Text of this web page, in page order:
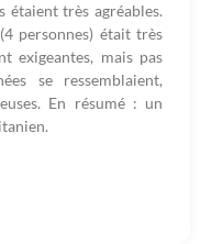
étaient très agréables.
personnes) était très
exigeantes, mais pas
se ressemblaient,
En résumé : un